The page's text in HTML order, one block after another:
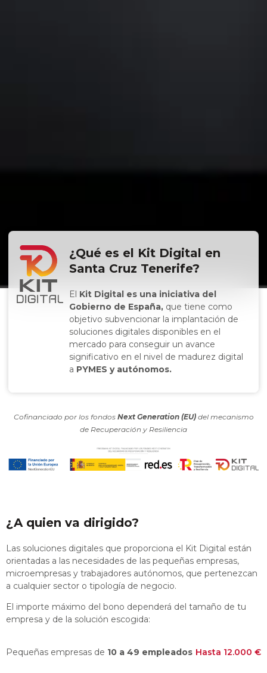
¿Qué es el Kit Digital en
Santa Cruz Tenerife?
El Kit Digital es una iniciativa del
Gobierno de España, que tiene como
objetivo subvencionar la implantación de
soluciones digitales disponibles en el
mercado para conseguir un avance
significativo en el nivel de madurez digital
a PYMES y autónomos.
Cofinanciado por los fondos Next Generation (EU)del mecanismo
de Recuperación y Resiliencia
¿A quien va dirigido?
Las soluciones digitales que proporciona el Kit Digital están
orientadas a las necesidades de las pequeñas empresas,
microempresas y trabajadores autónomos, que pertenezcan
a cualquier sector o tipología de negocio.
El importe máximo del bono dependerá del tamaño de tu
empresa y de la solución escogida:
Pequeñas empresas de 10 a 49 empleados Hasta 12.000 €